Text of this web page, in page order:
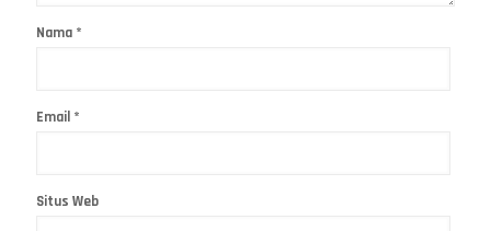
Nama *
Email *
Situs Web